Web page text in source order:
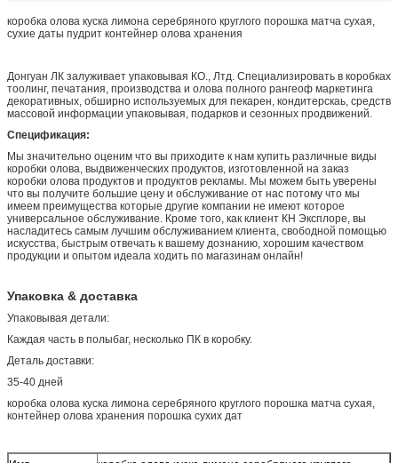
коробка олова куска лимона серебряного круглого порошка матча сухая,
сухие даты пудрит контейнер олова хранения
Донгуан ЛК залуживает упаковывая КО., Лтд. Специализировать в коробках
тоолинг, печатания, производства и олова полного рангеоф маркетинга
декоративных, обширно используемых для пекарен, кондитерскаь, средств
массовой информации упаковывая, подарков и сезонных продвижений.
Спецификация:
Мы значительно оценим что вы приходите к нам купить различные виды
коробки олова, выдвиженческих продуктов, изготовленной на заказ
коробки олова продуктов и продуктов рекламы. Мы можем быть уверены
что вы получите большие цену и обслуживание от нас потому что мы
имеем преимущества которые другие компании не имеют которое
универсальное обслуживание. Кроме того, как клиент КН Эксплоре, вы
насладитесь самым лучшим обслуживанием клиента, свободной помощью
искусства, быстрым отвечать к вашему дознанию, хорошим качеством
продукции и опытом идеала ходить по магазинам онлайн!
Упаковка & доставка
Упаковывая детали:
Каждая часть в полыбаг, несколько ПК в коробку.
Деталь доставки:
35-40 дней
коробка олова куска лимона серебряного круглого порошка матча сухая,
контейнер олова хранения порошка сухих дат